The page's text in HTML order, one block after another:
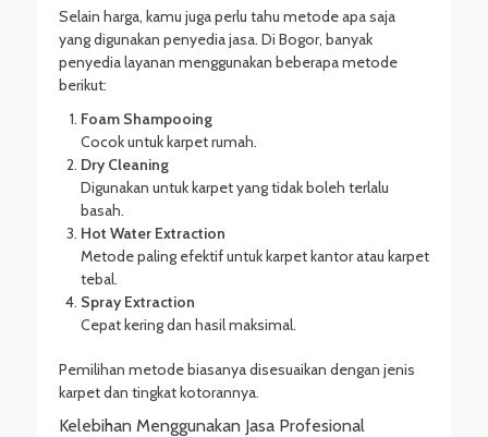
Selain harga, kamu juga perlu tahu metode apa saja
yang digunakan penyedia jasa. Di Bogor, banyak
penyedia layanan menggunakan beberapa metode
berikut:
Foam Shampooing
Cocok untuk karpet rumah.
Dry Cleaning
Digunakan untuk karpet yang tidak boleh terlalu
basah.
Hot Water Extraction
Metode paling efektif untuk karpet kantor atau karpet
tebal.
Spray Extraction
Cepat kering dan hasil maksimal.
Pemilihan metode biasanya disesuaikan dengan jenis
karpet dan tingkat kotorannya.
Kelebihan Menggunakan Jasa Profesional